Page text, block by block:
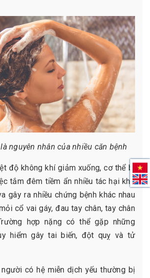
nguyên nhân của nhiều căn bệnh
độ không khí giảm xuống, cơ thể bị
tắm đêm tiềm ẩn nhiều tác hại khó
gây ra nhiều chứng bệnh khác nhau
cổ vai gáy, đau tay chân, tay chân
hợp nặng có thể gặp những
hiểm gây tai biến, đột quỵ và tử
người có hệ miễn dịch yếu thường bị